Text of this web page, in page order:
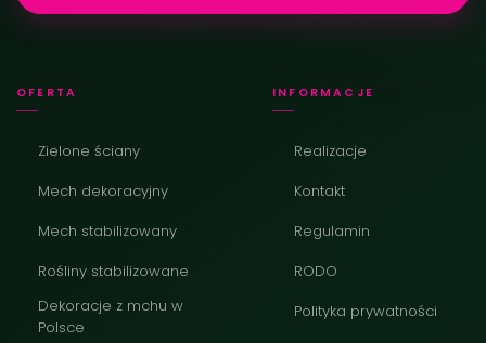
OFERTA
Zielone ściany
Mech dekoracyjny
Mech stabilizowany
Rośliny stabilizowane
Dekoracje z mchu w
Polsce
INFORMACJE
Realizacje
Kontakt
Regulamin
RODO
Polityka prywatności